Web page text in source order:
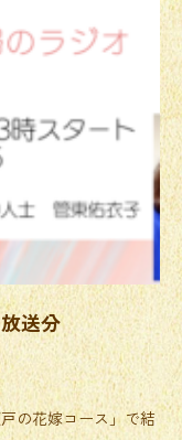
送分
の花嫁コース」で結